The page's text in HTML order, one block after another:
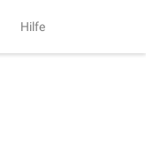
Hilfe